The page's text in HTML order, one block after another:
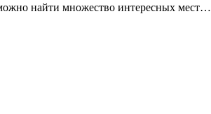
найти множество интересных мест…